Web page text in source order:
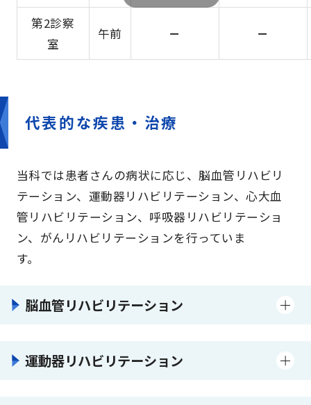
第2診察
室
午前 － －
代表的な疾患・治療
当科では患者さんの病状に応じ、脳血管リハビリ
テーション、運動器リハビリテーション、心大血
管リハビリテーション、呼吸器リハビリテーショ
ン、がんリハビリテーションを行っていま
す。
脳血管リハビリテーション
運動器リハビリテーション